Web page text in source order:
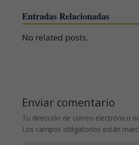
Entradas Relacionadas
No related posts.
Enviar comentario
Tu dirección de correo electrónico
Los campos obligatorios están